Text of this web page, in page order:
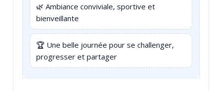
🌿 Ambiance conviviale, sportive et
bienveillante
🏆 Une belle journée pour se challenger,
progresser et partager